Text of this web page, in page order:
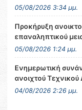
05/08/2026 3:34 μμ.
Προκήρυξη
επαναληπτικού
05/08/2026 1:24 μμ.
Ενημερωτική
ανοιχτού Τεχνικού
04/08/2026 2:26 μμ.